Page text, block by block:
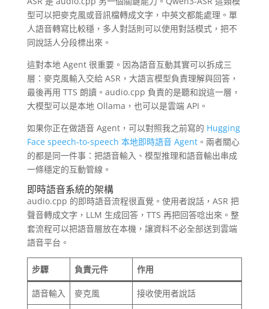
型可以把麥克風或音訊檔轉成文字，中英文都能處理。單
人語音轉寫比較穩，多人對話則可以使用對話模式，把不
同說話人分段標出來。
這對本地 Agent 很重要。因為語音互動其實可以拆成三
層：麥克風輸入交給 ASR，大語言模型負責理解與回答，
最後再用 TTS 朗讀。audio.cpp 負責的是聽和說這一層，
大模型可以是本地 Ollama，也可以是雲端 API。
如果你正在做語音 Agent，可以對照我之前寫的 Hugging
Face speech-to-speech 本地即時語音 Agent。兩者關心
的都是同一件事：把語音輸入、模型推理和語音輸出串成
一條穩定的互動管線。
即時語音系統的架構
audio.cpp 的即時語音流程很直覺。使用者說話，ASR 把
聲音轉成文字，LLM 生成回答，TTS 再把回答唸出來。整
套流程可以把語音層放在本機，讓資料不必全部送到雲端
語音平台。
步驟 負責元件 作用
語音輸入 麥克風
接收使用者說話